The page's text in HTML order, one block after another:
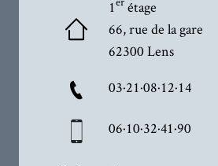
1 étage
66, rue de la gare
62300 Lens
03·21·08·12·14
06·10·32·41·90